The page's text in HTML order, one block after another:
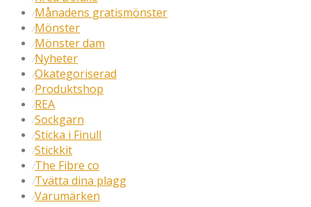
⁄Månadens gratismönster
⁄Mönster
⁄Mönster dam
⁄Nyheter
⁄Okategoriserad
⁄Produktshop
⁄REA
⁄Sockgarn
⁄Sticka i Finull
⁄Stickkit
⁄The Fibre co
⁄Tvätta dina plagg
⁄Varumärken